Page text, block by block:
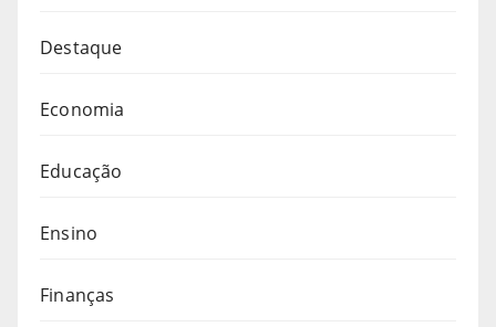
Destaque
Economia
Educação
Ensino
Finanças